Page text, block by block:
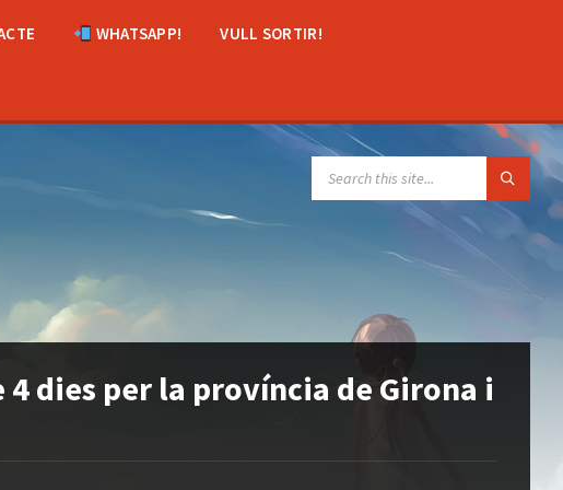
WHATSAPP! VULL SORTIR!
dies per la província de Girona i